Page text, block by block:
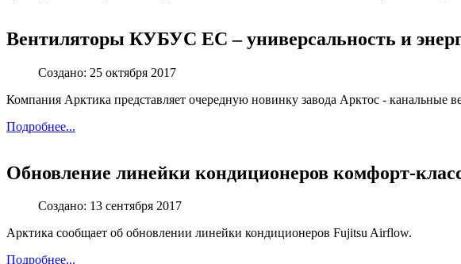
Вентиляторы КУБУС ЕС – универсальность и
Создано: 25 октября 2017
Компания Арктика представляет очередную новинку завода Арктос - канальные
Подробнее...
Обновление линейки кондиционеров комфорт-
Создано: 13 сентября 2017
Арктика сообщает об обновлении линейки кондиционеров Fujitsu Airflow.
Подробнее...